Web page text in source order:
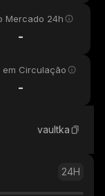
Mercado 24h
-
em Circulação
-
vaultka
24H